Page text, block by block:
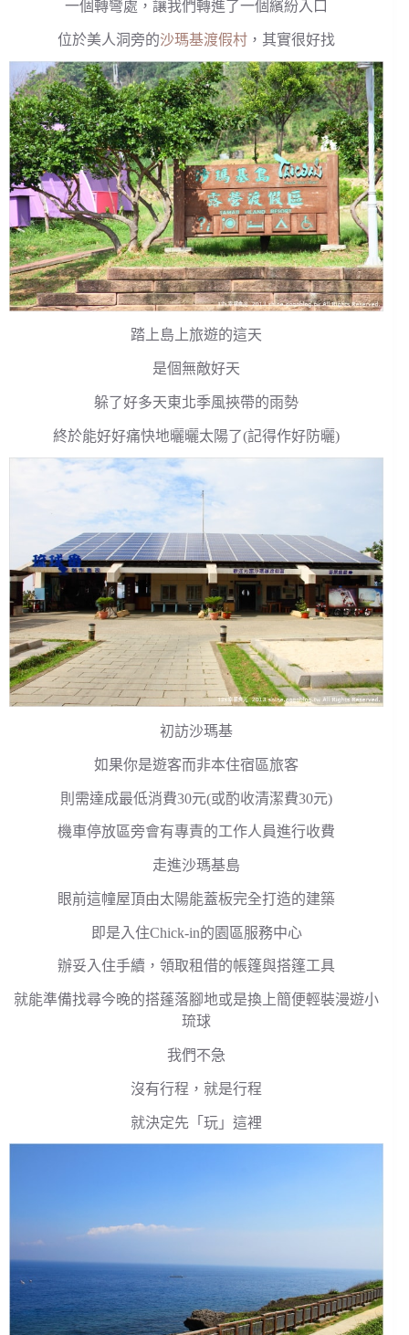
一個轉彎處，讓我們轉進了一個繽紛入口
位於美人洞旁的沙瑪基渡假村 ，其實很好找
踏上島上旅遊的這天
是個無敵好天
躲了好多天東北季風挾帶的雨勢
終於能好好痛快地曬曬太陽了(記得作好防曬)
初訪沙瑪基
如果你是遊客而非本住宿區旅客
則需達成最低消費30元(或酌收清潔費30元)
機車停放區旁會有專責的工作人員進行收費
走進沙瑪基島
眼前這幢屋頂由太陽能蓋板完全打造的建築
即是入住Chick-in的園區服務中心
辦妥入住手續，領取租借的帳篷與搭篷工具
就能準備找尋今晚的搭蓬落腳地或是換上簡便輕裝漫遊小
琉球
我們不急
沒有行程，就是行程
就決定先「玩」這裡